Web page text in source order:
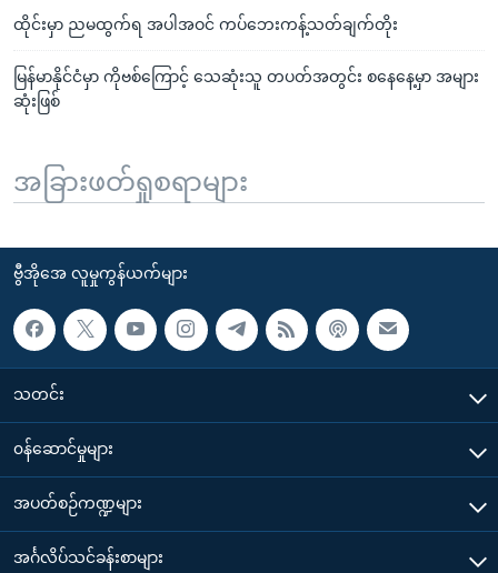
ထိုင်းမှာ ညမထွက်ရ အပါအဝင် ကပ်ဘေးကန့်သတ်ချက်တိုး
မြန်မာနိုင်ငံမှာ ကိုဗစ်ကြောင့် သေဆုံးသူ တပတ်အတွင်း စနေနေ့မှာ အများ
ဆုံးဖြစ်
အခြားဖတ်ရှုစရာများ
ဗွီအိုအေ လူမှုကွန်ယက်များ
သတင်း
၀န်ဆောင်မှုများ
အပတ်စဉ်ကဏ္ဍများ
အင်္ဂလိပ်သင်ခန်းစာများ